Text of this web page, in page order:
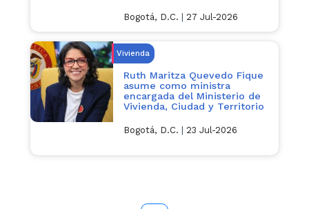
Bogotá, D.C. | 27 Jul-2026
Vivienda
Ruth Maritza Quevedo Fique
asume como ministra
encargada del Ministerio de
Vivienda, Ciudad y Territorio
Bogotá, D.C. | 23 Jul-2026